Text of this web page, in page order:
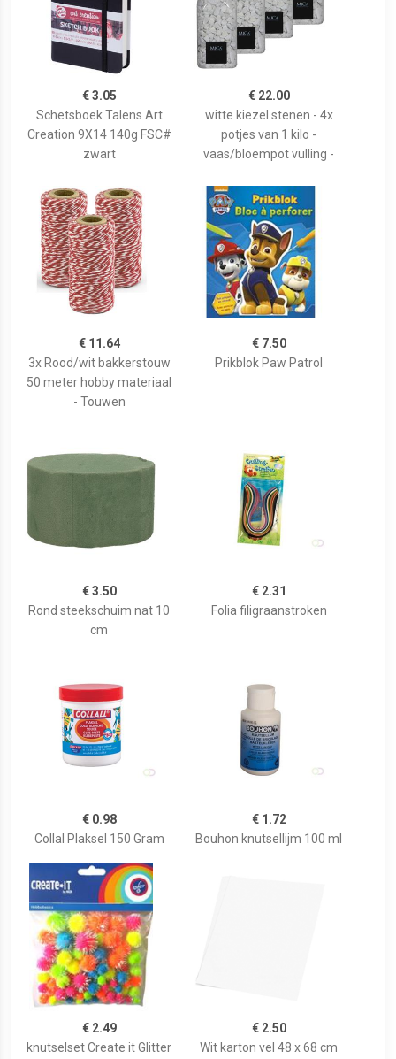
€ 3.05
Schetsboek Talens Art
Creation 9X14 140g FSC#
zwart
€ 22.00
witte kiezel stenen - 4x
potjes van 1 kilo -
vaas/bloempot vulling -
€ 11.64
3x Rood/wit bakkerstouw
50 meter hobby materiaal
- Touwen
€ 7.50
Prikblok Paw Patrol
€ 3.50
Rond steekschuim nat 10
cm
€ 2.31
Folia filigraanstroken
€ 0.98
Collal Plaksel 150 Gram
€ 1.72
Bouhon knutsellijm 100 ml
€ 2.49
knutselset Create it Glitter
€ 2.50
Wit karton vel 48 x 68 cm